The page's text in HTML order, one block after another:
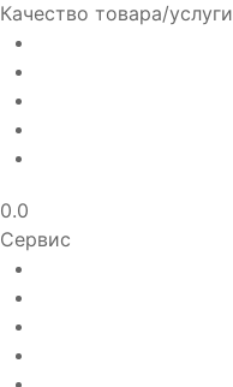
Качество товара/услуги
0.0
Сервис